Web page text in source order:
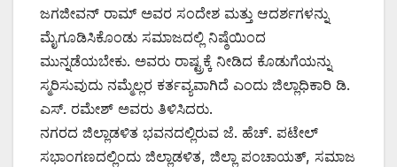
ಜಗಜೀವನ್ ರಾಮ್ ಅವರ ಸಂದೇಶ ಮತ್ತು ಆದರ್ಶಗಳನ್ನು
ಮೈಗೂಡಿಸಿಕೊಂಡು ಸಮಾಜದಲ್ಲಿ ನಿಷ್ಠೆಯಿಂದ
ಮುನ್ನಡೆಯಬೇಕು. ಅವರು ರಾಷ್ಟ್ರಕ್ಕೆ ನೀಡಿದ ಕೊಡುಗೆಯನ್ನು
ಸ್ಮರಿಸುವುದು ನಮ್ಮೆಲ್ಲರ ಕರ್ತವ್ಯವಾಗಿದೆ ಎಂದು ಜಿಲ್ಲಾಧಿಕಾರಿ ಡಿ.
ಎಸ್. ರಮೇಶ್ ಅವರು ತಿಳಿಸಿದರು.
ನಗರದ ಜಿಲ್ಲಾಡಳಿತ ಭವನದಲ್ಲಿರುವ ಜೆ. ಹೆಚ್. ಪಟೇಲ್
ಸಭಾಂಗಣದಲ್ಲಿಂದು ಜಿಲ್ಲಾಡಳಿತ, ಜಿಲ್ಲಾ ಪಂಚಾಯತ್, ಸಮಾಜ